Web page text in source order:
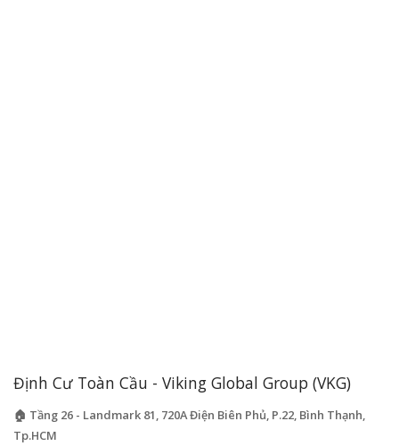
Định Cư Toàn Cầu - Viking Global Group (VKG)
🏠 Tầng 26 - Landmark 81, 720A Điện Biên Phủ, P.22, Bình Thạnh,
Tp.HCM